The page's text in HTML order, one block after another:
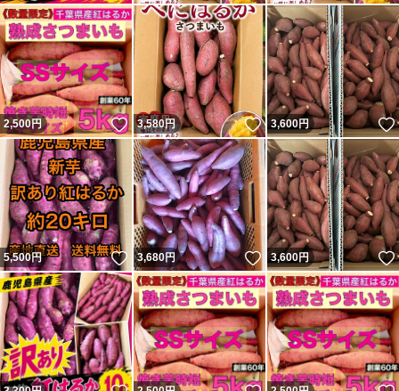
2,500円 いいね！
3,580円 いいね！
3,600円
5,500円 いいね！
3,680円 いいね！
3,600円